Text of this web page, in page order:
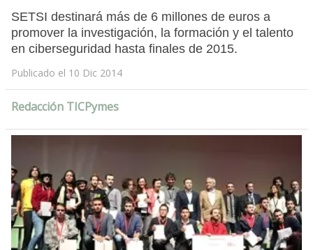
SETSI destinará más de 6 millones de euros a
promover la investigación, la formación y el talento
en ciberseguridad hasta finales de 2015.
Publicado el 10 Dic 2014
Redacción TICPymes